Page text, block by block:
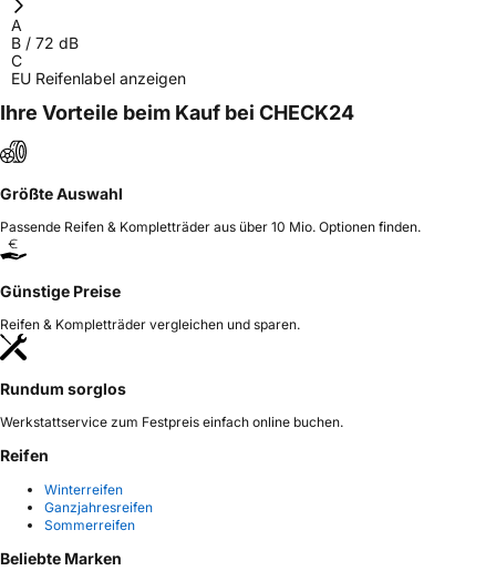
A
B / 72 dB
C
EU Reifenlabel anzeigen
Ihre Vorteile beim Kauf bei CHECK24
Größte Auswahl
Passende Reifen & Kompletträder aus über 10 Mio. Optionen finden.
Günstige Preise
Reifen & Kompletträder vergleichen und sparen.
Rundum sorglos
Werkstattservice zum Festpreis einfach online buchen.
Reifen
Winterreifen
Ganzjahresreifen
Sommerreifen
Beliebte Marken